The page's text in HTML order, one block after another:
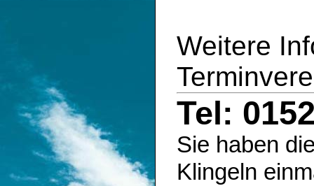
Weitere
Tel:
Sie haben
Klingeln